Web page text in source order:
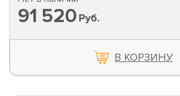
91 520 Руб.
В КОРЗИНУ